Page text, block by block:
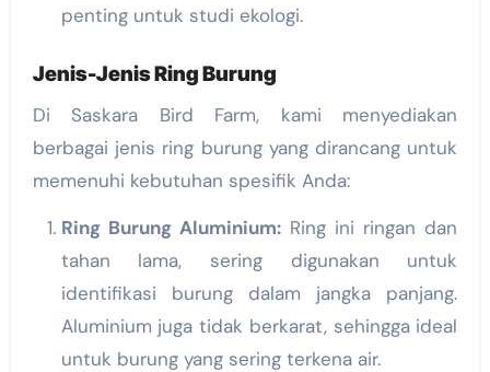
penting untuk studi ekologi.
Jenis-Jenis Ring Burung
Di Saskara Bird Farm, kami menyediakan
berbagai jenis ring burung yang dirancang untuk
memenuhi kebutuhan spesifik Anda:
Ring Burung Aluminium:Ring ini ringan dan
tahan lama, sering digunakan untuk
identifikasi burung dalam jangka panjang.
Aluminium juga tidak berkarat, sehingga ideal
untuk burung yang sering terkena air.